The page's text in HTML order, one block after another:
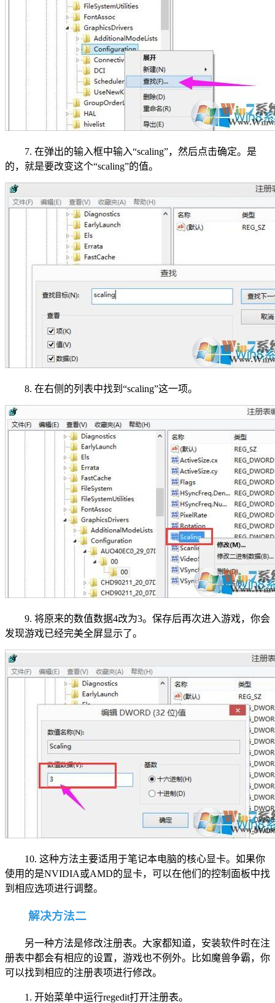
7. 在弹出的输入框中输入“scaling”，然后点击确定。是
的，就是要改变这个“scaling”的值。
8. 在右侧的列表中找到“scaling”这一项。
9. 将原来的数值数据4改为3。保存后再次进入游戏，你会
发现游戏已经完美全屏显示了。
10. 这种方法主要适用于笔记本电脑的核心显卡。如果你
使用的是NVIDIA或AMD的显卡，可以在他们的控制面板中找
到相应选项进行调整。
解决方法二
另一种方法是修改注册表。大家都知道，安装软件时在注
册表中都会有相应的设置，游戏也不例外。比如魔兽争霸，你
可以找到相应的注册表项进行修改。
1. 开始菜单中运行regedit打开注册表。